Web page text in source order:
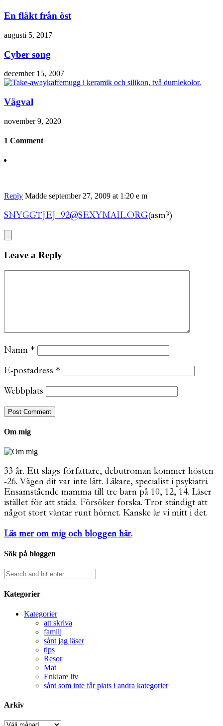
En fläkt från öst
augusti 5, 2017
Cyber song
december 15, 2007
Vägval
november 9, 2020
1 Comment
Reply Madde september 27, 2009 at 1:20 e m
SNYGGTJEJ_92@SEXYMAIL.ORG(asm?)
Leave a Reply
Namn *
E-postadress *
Webbplats
Om mig
33 år. Ett slags författare, debutroman kommer hösten
-26. Vägen dit var inte lätt. Läkare, specialist i psykiatri.
Ensamstående mamma till tre barn på 10, 12, 14. Läser
istället för att städa. Försöker forska. Tror ständigt att
något stort väntar runt hörnet. Kanske är vi mitt i det.
Läs mer om mig och bloggen här.
Sök på bloggen
Kategorier
Kategorier
att skriva
familj
sånt jag läser
tips
Resor
Mat
Enklare liv
sånt som inte får plats i andra kategorier
Arkiv
Arkiv